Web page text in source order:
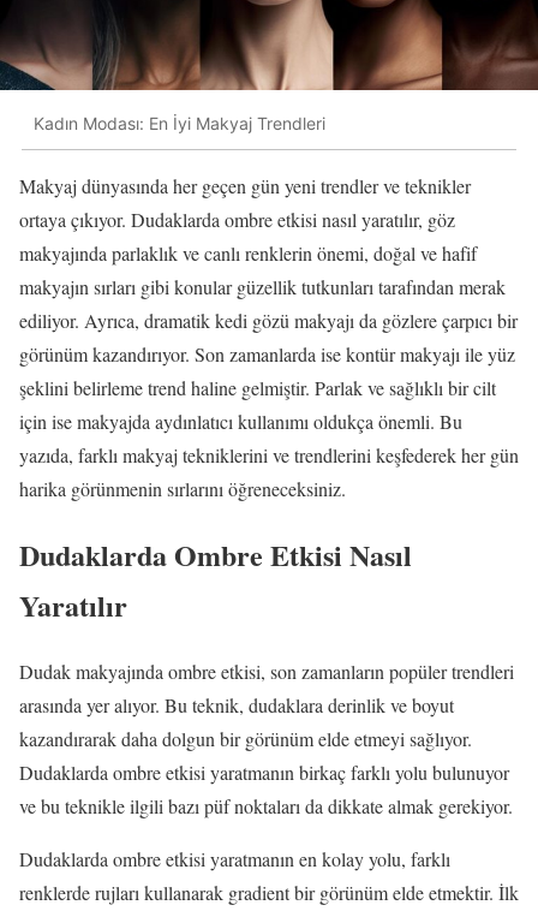
Kadın Modası: En İyi Makyaj Trendleri
Makyaj dünyasında her geçen gün yeni trendler ve teknikler
ortaya çıkıyor. Dudaklarda ombre etkisi nasıl yaratılır, göz
makyajında parlaklık ve canlı renklerin önemi, doğal ve hafif
makyajın sırları gibi konular güzellik tutkunları tarafından merak
ediliyor. Ayrıca, dramatik kedi gözü makyajı da gözlere çarpıcı bir
görünüm kazandırıyor. Son zamanlarda ise kontür makyajı ile yüz
şeklini belirleme trend haline gelmiştir. Parlak ve sağlıklı bir cilt
için ise makyajda aydınlatıcı kullanımı oldukça önemli. Bu
yazıda, farklı makyaj tekniklerini ve trendlerini keşfederek her gün
harika görünmenin sırlarını öğreneceksiniz.
Dudaklarda Ombre Etkisi Nasıl
Yaratılır
Dudak makyajında ombre etkisi, son zamanların popüler trendleri
arasında yer alıyor. Bu teknik, dudaklara derinlik ve boyut
kazandırarak daha dolgun bir görünüm elde etmeyi sağlıyor.
Dudaklarda ombre etkisi yaratmanın birkaç farklı yolu bulunuyor
ve bu teknikle ilgili bazı püf noktaları da dikkate almak gerekiyor.
Dudaklarda ombre etkisi yaratmanın en kolay yolu, farklı
renklerde rujları kullanarak gradient bir görünüm elde etmektir. İlk